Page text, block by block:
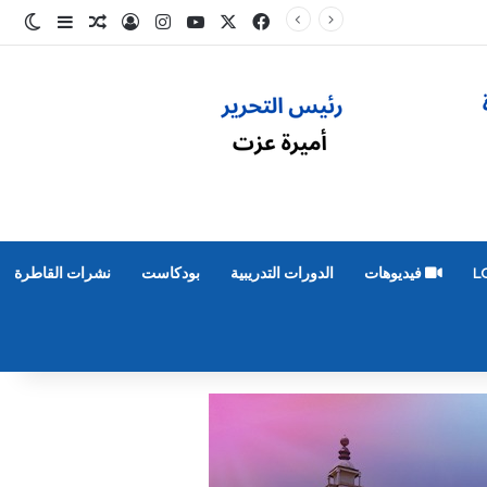
فيسبوك ‫YouTube
انستقرامتسجيل الدخول
مقالإضافة
فيديوهات الدورات التدريبية بودكاست نشرات القاطرة